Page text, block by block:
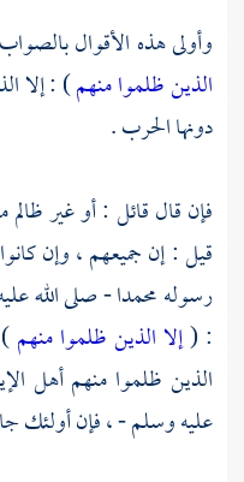
وأولى هذه الأقوال
الذين ظلموا منهم) : إلا
دونها الحرب .
فإن قال قائل : أو غير
قيل : إن جميعهم ، وإن
رسولهمحمدا- صلى الله
: (إلا الذين ظلموا منهم
الذين ظلموا منهم أهل
عليه وسلم - ، فإن أولئك